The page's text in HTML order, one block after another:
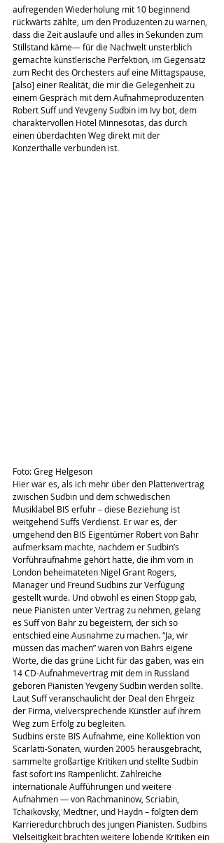
aufregenden Wiederholung mit 10 beginnend
rückwärts zählte, um den Produzenten zu warnen,
dass die Zeit auslaufe und alles in Sekunden zum
Stillstand käme— für die Nachwelt unsterblich
gemachte künstlerische Perfektion, im Gegensatz
zum Recht des Orchesters auf eine Mittagspause,
[also] einer Realität, die mir die Gelegenheit zu
einem Gespräch mit dem Aufnahmeproduzenten
Robert Suff und Yevgeny Sudbin im Ivy bot, dem
charaktervollen Hotel Minnesotas, das durch
einen überdachten Weg direkt mit der
Konzerthalle verbunden ist.
Foto: Greg Helgeson
Hier war es, als ich mehr über den Plattenvertrag
zwischen Sudbin und dem schwedischen
Musiklabel BIS erfuhr – diese Beziehung ist
weitgehend Suffs Verdienst. Er war es, der
umgehend den BIS Eigentümer Robert von Bahr
aufmerksam machte, nachdem er Sudbin’s
Vorführaufnahme gehört hatte, die ihm vom in
London beheimateten Nigel Grant Rogers,
Manager und Freund Sudbins zur Verfügung
gestellt wurde. Und obwohl es einen Stopp gab,
neue Pianisten unter Vertrag zu nehmen, gelang
es Suff von Bahr zu begeistern, der sich so
entschied eine Ausnahme zu machen. “Ja, wir
müssen das machen” waren von Bahrs eigene
Worte, die das grüne Licht für das gaben, was ein
14 CD-Aufnahmevertrag mit dem in Russland
geboren Pianisten Yevgeny Sudbin werden sollte.
Laut Suff veranschaulicht der Deal den Ehrgeiz
der Firma, vielversprechende Künstler auf ihrem
Weg zum Erfolg zu begleiten.
Sudbins erste BIS Aufnahme, eine Kollektion von
Scarlatti-Sonaten, wurden 2005 herausgebracht,
sammelte großartige Kritiken und stellte Sudbin
fast sofort ins Rampenlicht. Zahlreiche
internationale Aufführungen und weitere
Aufnahmen — von Rachmaninow, Scriabin,
Tchaikovsky, Medtner, und Haydn – folgten dem
Karrieredurchbruch des jungen Pianisten. Sudbins
Vielseitigkeit brachten weitere lobende Kritiken ein